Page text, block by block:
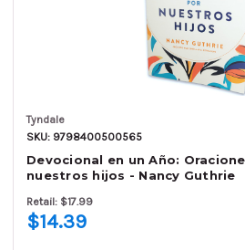
Tyndale
SKU: 9798400500565
Devocional en un Año:
nuestros hijos - Nancy Guthrie
Retail: $17.99
$14.39